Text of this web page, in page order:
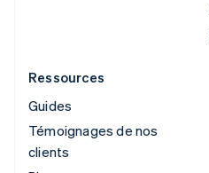
Ressources
Guides
Témoignages de nos
clients